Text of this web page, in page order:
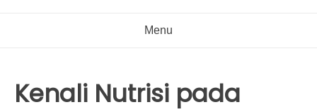
Menu
Kenali Nutrisi pada